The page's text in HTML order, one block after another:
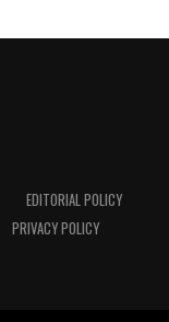
EDITORIAL POLICY
PRIVACY POLICY